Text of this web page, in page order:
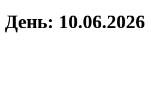
День: 10.06.2026